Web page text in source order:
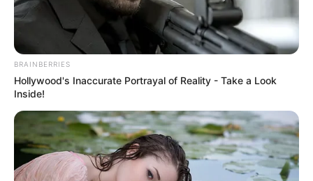
BRAINBERRIES
Hollywood's Inaccurate Portrayal of Reality - Take a Look
Inside!